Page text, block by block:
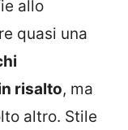
allo
quasi una
risalto, ma
altro. Stile